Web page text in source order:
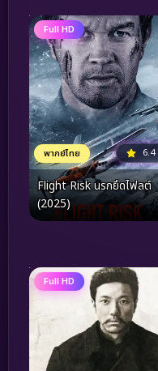
Full HD
พากย์ไทย 6.4
Flight Risk นรกยึดไฟลต์
(2025)
Full HD